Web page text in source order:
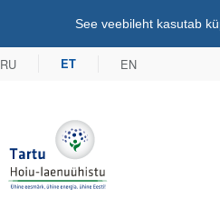
See veebileht kasutab
RU ET EN
Tartu Hoiu-